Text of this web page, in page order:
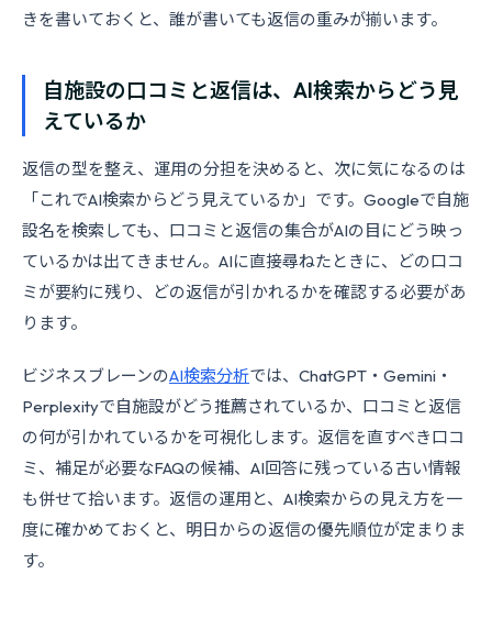
きを書いておくと、誰が書いても返信の重みが揃います。
自施設の口コミと返信は、AI検索からどう見
えているか
返信の型を整え、運用の分担を決めると、次に気になるのは
「これでAI検索からどう見えているか」です。Googleで自施
設名を検索しても、口コミと返信の集合がAIの目にどう映っ
ているかは出てきません。AIに直接尋ねたときに、どの口コ
ミが要約に残り、どの返信が引かれるかを確認する必要があ
ります。
ビジネスブレーンのAI検索分析では、ChatGPT・Gemini・
Perplexityで自施設がどう推薦されているか、口コミと返信
の何が引かれているかを可視化します。返信を直すべき口コ
ミ、補足が必要なFAQの候補、AI回答に残っている古い情報
も併せて拾います。返信の運用と、AI検索からの見え方を一
度に確かめておくと、明日からの返信の優先順位が定まりま
す。